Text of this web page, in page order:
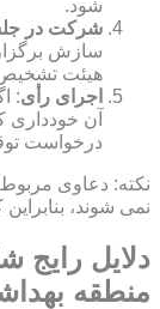
شود.
شرکت در
سازش
هیئت
اجرای رأی:
آن خودداری
درخواست
نکته: دعاوی
نمی شوند،
دلایل رایج
منطقه